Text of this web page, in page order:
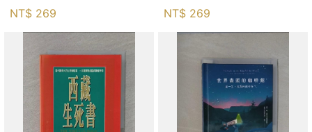
堡, 蕭寶森
NT$ 269 NT$ 269